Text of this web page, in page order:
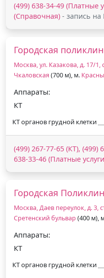
(499) 638-34-49 (Платные
(Справочная) - запись на
Городская
Москва, ул. Казакова, д. 17/1,
Чкаловская (700 м), м.
Аппараты:
КТ
КТ органов грудной клетки
(499) 267-77-65 (КТ), (499)
638-33-46 (Платные
Городская
Москва, Даев переулок, д. 3,
Сретенский бульвар (400 м),
Аппараты:
КТ
КТ органов грудной клетки